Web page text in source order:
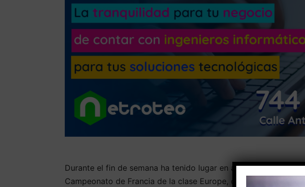
Durante el fin de semana ha tenido lugar en aguas del
Campeonato de Francia de la clase Europe, del 28 de octubre